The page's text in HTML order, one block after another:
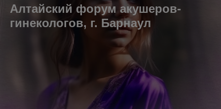
Алтайский форум акушеров-
гинекологов, г. Барнаул